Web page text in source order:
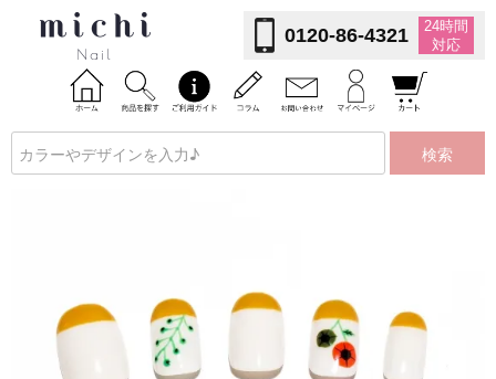
0120-86-4321
24時間
対応
検索